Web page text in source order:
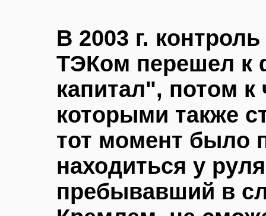
В 2003 г.
ТЭКом перешел к
капитал", потом
которыми также
тот момент было
находиться у
пребывавший в